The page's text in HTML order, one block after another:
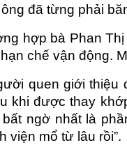
đã từng phải
hợp bà Phan
chế vận động.
quen giới thiệu
khi được thay
bất ngờ nhất là
viện mổ từ lâu rồi”.